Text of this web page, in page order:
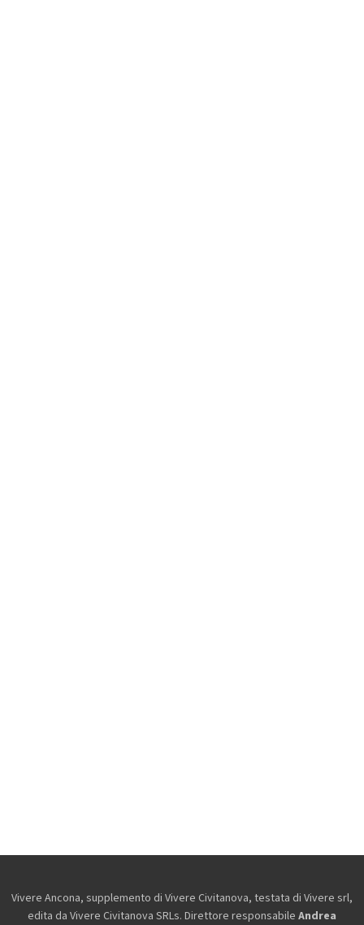
Vivere Ancona, supplemento di Vivere Civitanova, testata di Vivere srl,
edita da Vivere Civitanova SRLs. Direttore responsabile Andrea